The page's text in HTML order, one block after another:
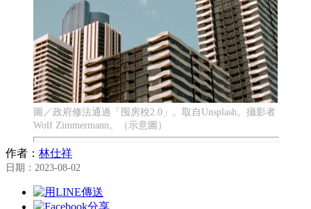
圖／政府修法通過「囤房稅2.0」。取自Unsplash。攝影者
Wolf Zimmermann。（示意圖）
作者： 林仕祥
日期：2023-08-02